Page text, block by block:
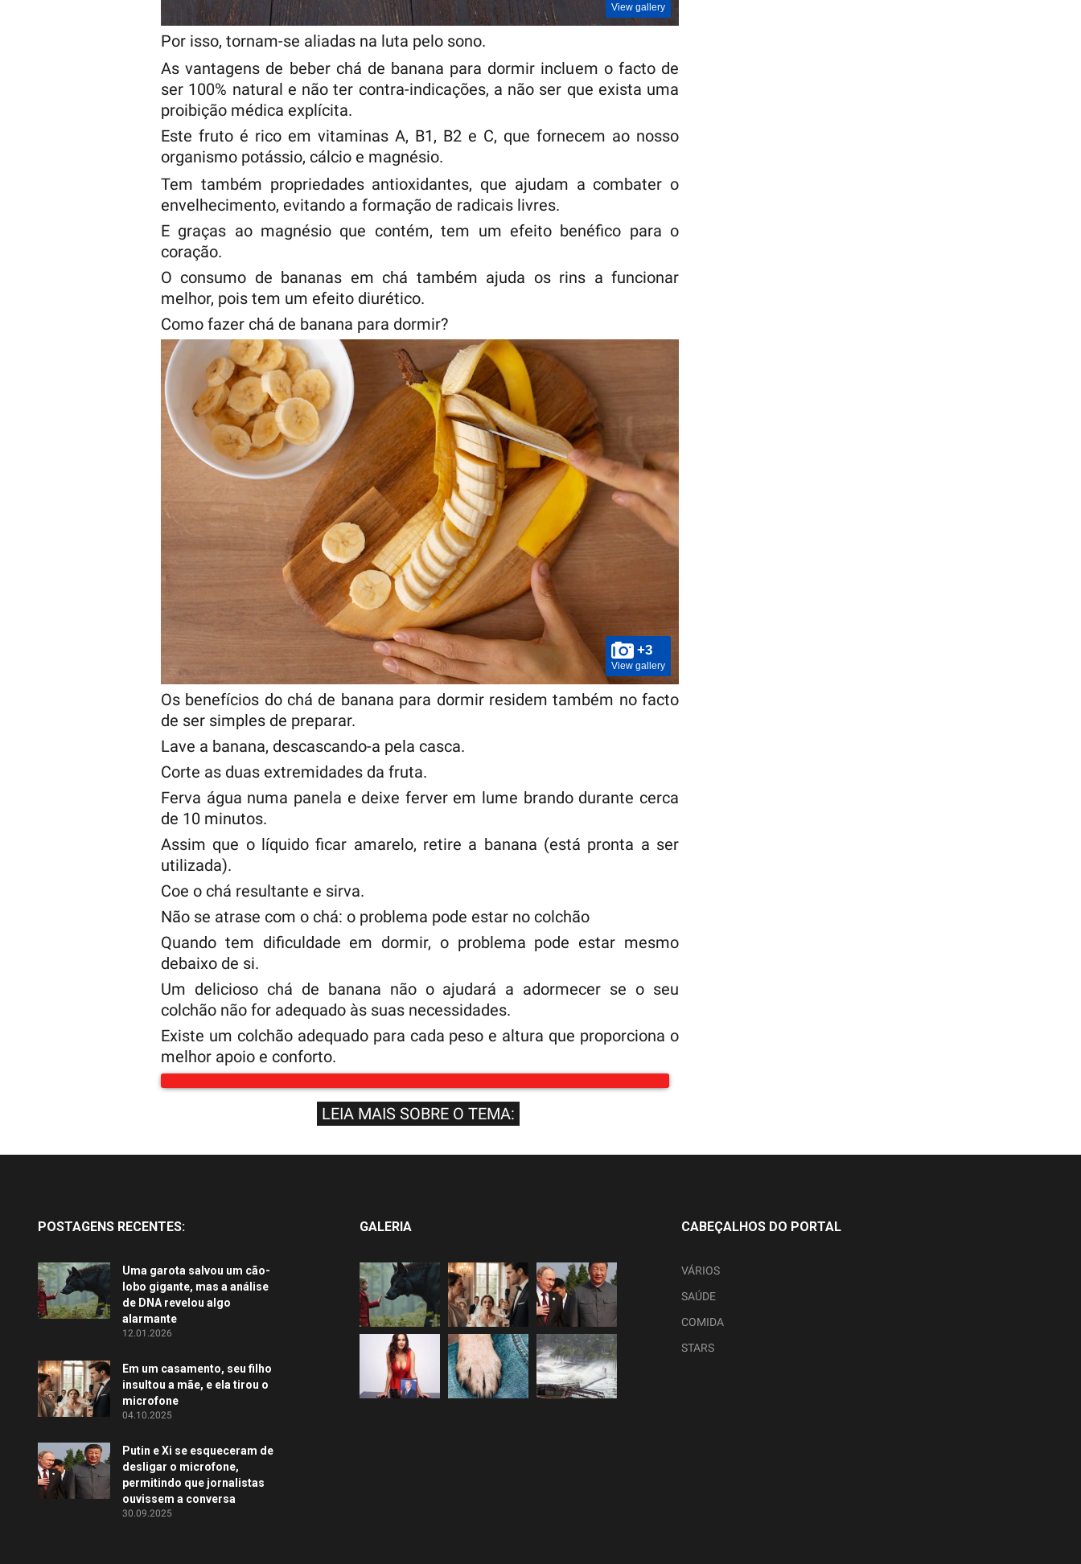
View gallery
Por isso, tornam-se aliadas na luta pelo sono.
As vantagens de beber chá de banana para dormir incluem o facto de
ser 100% natural e não ter contra-indicações, a não ser que exista uma
proibição médica explícita.
Este fruto é rico em vitaminas A, B1, B2 e C, que fornecem ao nosso
organismo potássio, cálcio e magnésio.
Tem também propriedades antioxidantes, que ajudam a combater o
envelhecimento, evitando a formação de radicais livres.
E graças ao magnésio que contém, tem um efeito benéfico para o
coração.
O consumo de bananas em chá também ajuda os rins a funcionar
melhor, pois tem um efeito diurético.
Como fazer chá de banana para dormir?
+3
View gallery
Os benefícios do chá de banana para dormir residem também no facto
de ser simples de preparar.
Lave a banana, descascando-a pela casca.
Corte as duas extremidades da fruta.
Ferva água numa panela e deixe ferver em lume brando durante cerca
de 10 minutos.
Assim que o líquido ficar amarelo, retire a banana (está pronta a ser
utilizada).
Coe o chá resultante e sirva.
Não se atrase com o chá: o problema pode estar no colchão
Quando tem dificuldade em dormir, o problema pode estar mesmo
debaixo de si.
Um delicioso chá de banana não o ajudará a adormecer se o seu
colchão não for adequado às suas necessidades.
Existe um colchão adequado para cada peso e altura que proporciona o
melhor apoio e conforto.
LEIA MAIS SOBRE O TEMA:
POSTAGENS RECENTES:
Uma garota salvou um cão-
lobo gigante, mas a análise
de DNA revelou algo
alarmante
12.01.2026
Em um casamento, seu filho
insultou a mãe, e ela tirou o
microfone
04.10.2025
Putin e Xi se esqueceram de
desligar o microfone,
permitindo que jornalistas
ouvissem a conversa
30.09.2025
GALERIA CABEÇALHOS DO PORTAL
VÁRIOS
SAÚDE
COMIDA
STARS